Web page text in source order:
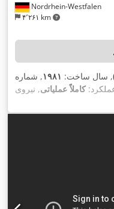
Nordrhein-Westfalen
۴٬۲۶۱ km
, سال ساخت: ۱۹۸۱, شماره
کاملاً عملیاتی, نیروی
(حداکثر):
تولید:۷٬۲۰۰ واحد/ساعت